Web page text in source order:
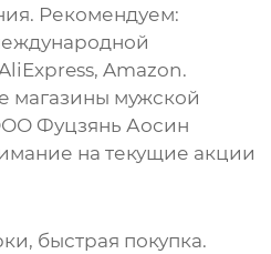
Рекомендуем:
Amazon.
магазины мужской
Фуцзянь Аосин
на текущие акции
быстрая покупка.